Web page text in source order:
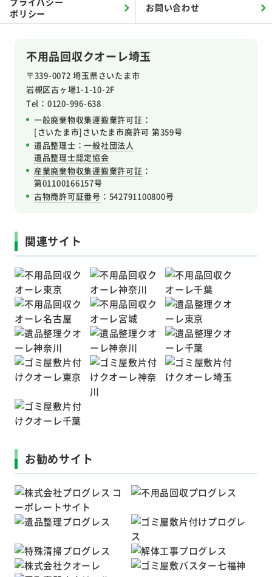
不用品回収クオーレ埼玉
〒339-0072 埼玉県さいたま市
岩槻区古ヶ場1-1-10-2F
Tel：0120-996-638
一般廃棄物収集運搬業許可証：
[さいたま市]さいたま市廃許可 第359号
遺品整理士：一般社団法人
遺品整理士認定協会
産業廃棄物収集運搬業許可証 ：
第01100166157号
古物商許可証番号 ：542791100800号
ポリシー
お問い合わせ
関連サイト
お勧めサイト